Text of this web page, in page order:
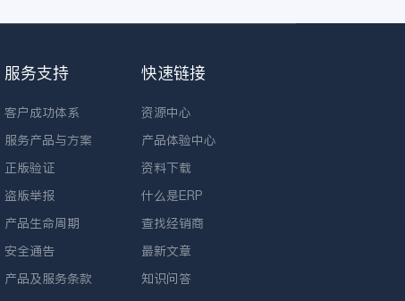
服务支持
客户成功体系
服务产品与方案
正版验证
盗版举报
产品生命周期
安全通告
产品及服务条款
快速链接
资源中心
产品体验中心
资料下载
什么是ERP
查找经销商
最新文章
知识问答